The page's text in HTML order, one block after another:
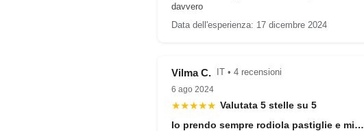
davvero
Data dell'esperienza: 17 dicembre 2024
Vilma C.
IT • 4 recensioni
6 ago 2024
★★★★★ Valutata 5 stelle su 5
Io prendo sempre rodiola pastiglie e mi…